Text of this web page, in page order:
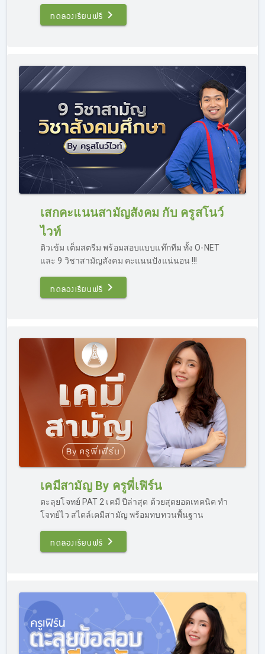
ทดลองเรียนฟรี
เสกคะแนนสามัญสังคม กับ ครูสโนว์
ไวท์
ติวเข้ม เต็มสตรีม พร้อมสอบแบบแท๊กทีม ทั้ง O-NET
และ 9 วิชาสามัญสังคม คะแนนปังแน่นอน !!!
ทดลองเรียนฟรี
เคมีสามัญ By ครูพี่เฟิร์น
ตะลุยโจทย์ PAT 2 เคมี ปีล่าสุด ด้วยสุดยอดเทคนิค ทำ
โจทย์ไว สไตล์เคมีสามัญ พร้อมทบทวนพื้นฐาน
ทดลองเรียนฟรี